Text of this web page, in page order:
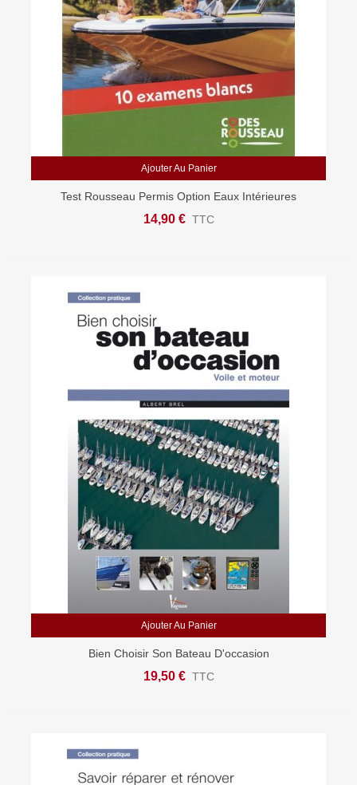
Ajouter Au Panier
Test Rousseau Permis Option Eaux Intérieures
14,90 € TTC
Ajouter Au Panier
Bien Choisir Son Bateau D'occasion
19,50 € TTC